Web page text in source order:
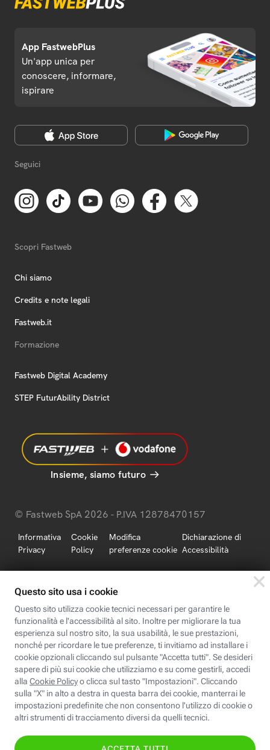
App FastwebPlus
Un'app unica per
conoscere, informare,
ispirare
Seguici
Scopri Fastweb
Chi siamo
Credits e note legali
Fastweb.it
Formazione
Fastweb Digital Academy
STEP FuturAbility District
Insieme, siamo futuro
© Fastweb SpA 2026 - P.IVA 12878470157
Informativa
Privacy
Cookie
Policy
Modifica
preferenze cookie
Dichiarazione di
Accessibilità